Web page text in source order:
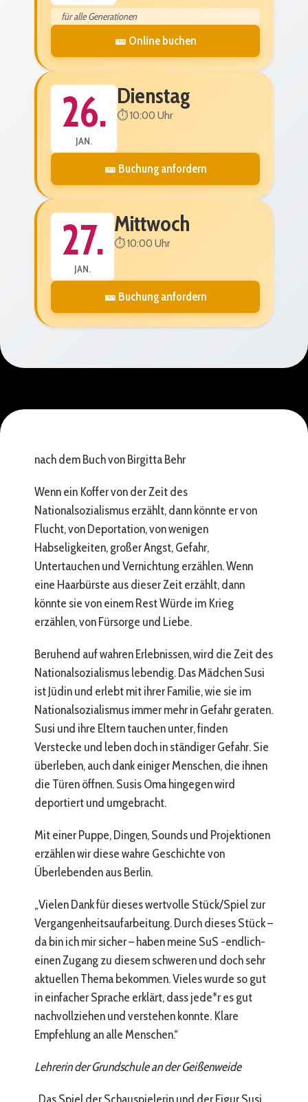
für alle Generationen
🎫 Online buchen
26.
JAN.
Dienstag
⏱️ 10:00 Uhr
🎫 Buchung anfordern
27.
JAN.
Mittwoch
⏱️ 10:00 Uhr
🎫 Buchung anfordern
nach dem Buch von Birgitta Behr
Wenn ein Koffer von der Zeit des
Nationalsozialismus erzählt, dann könnte er von
Flucht, von Deportation, von wenigen
Habseligkeiten, großer Angst, Gefahr,
Untertauchen und Vernichtung erzählen. Wenn
eine Haarbürste aus dieser Zeit erzählt, dann
könnte sie von einem Rest Würde im Krieg
erzählen, von Fürsorge und Liebe.
Beruhend auf wahren Erlebnissen, wird die Zeit des
Nationalsozialismus lebendig. Das Mädchen Susi
ist Jüdin und erlebt mit ihrer Familie, wie sie im
Nationalsozialismus immer mehr in Gefahr geraten.
Susi und ihre Eltern tauchen unter, finden
Verstecke und leben doch in ständiger Gefahr. Sie
überleben, auch dank einiger Menschen, die ihnen
die Türen öffnen. Susis Oma hingegen wird
deportiert und umgebracht.
Mit einer Puppe, Dingen, Sounds und Projektionen
erzählen wir diese wahre Geschichte von
Überlebenden aus Berlin.
„Vielen Dank für dieses wertvolle Stück/Spiel zur
Vergangenheitsaufarbeitung. Durch dieses Stück –
da bin ich mir sicher – haben meine SuS -endlich-
einen Zugang zu diesem schweren und doch sehr
aktuellen Thema bekommen. Vieles wurde so gut
in einfacher Sprache erklärt, dass jede*r es gut
nachvollziehen und verstehen konnte. Klare
Empfehlung an alle Menschen.“
Lehrerin der Grundschule an der Geißenweide